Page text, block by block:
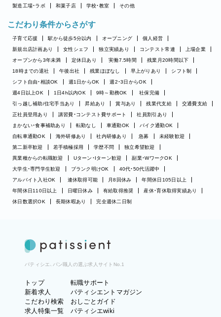
製造工場・ラボ
和菓子店 学校・教室 その他
こだわり条件からさがす
子育て応援 駅から徒歩5分以内 オープニング
個人経営
新規出店計画あり
女性シェフ 独立実績あり コンテスト常連
上場企業
オープンから3年未満
定休日あり 実働7.5時間
残業月20時間以下
18時までの退社
午後出社 残業ほぼなし 早上がりあり
シフト制
シフト自由・相談OK
週1日からOK
週2・3日からOK
週4日以上OK
1日4h以内OK 9時～勤務OK
社保完備
引っ越し補助/住宅手当あり
昇給あり 賞与あり 残業代支給
交通費支給
正社員登用あり
講習費・コンテスト費サポート
社員割引あり
まかない・食事補助あり
転勤なし 車通勤OK
バイク通勤OK
自転車通勤OK
海外研修あり 社内研修あり 急募
未経験歓迎
第二新卒歓迎
若手積極採用 学歴不問
独立希望歓迎
異業種からの転職歓迎
Uターン・Iターン歓迎
副業・WワークOK
大学生・専門学生歓迎
ブランク明けOK
40代・50代活躍中
アルバイト入社OK
連休取得可能 月8回休み
年間休日105日以上
年間休日110日以上
日曜日休み 有給取得推奨
産休・育休取得実績あり
休日数選択OK
長期休暇あり 完全週休二日制
パティシエ、パン職人の選ぶ求人サイトNo.1
トップ
新着求人
こだわり検索
求人特集一覧
転職サポート
パティシエントマガジン
おしごとガイド
パティシエwiki